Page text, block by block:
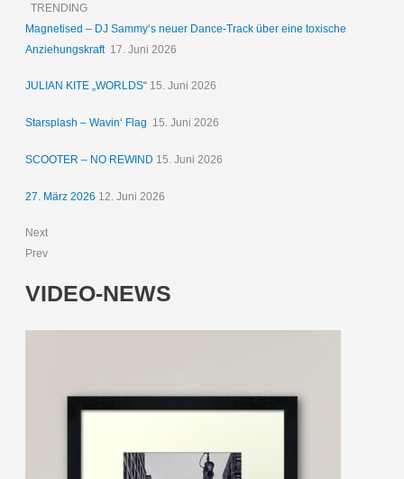
TRENDING
Magnetised – DJ Sammy‘s neuer Dance-Track über eine toxische
Anziehungskraft 17. Juni 2026
JULIAN KITE „WORLDS“ 15. Juni 2026
Starsplash – Wavin‘ Flag 15. Juni 2026
SCOOTER – NO REWIND 15. Juni 2026
27. März 2026 12. Juni 2026
Next
Prev
VIDEO-NEWS